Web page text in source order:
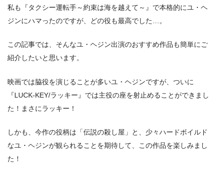
私も『タクシー運転手～約束は海を越えて～』で本格的にユ・ヘ
ジンにハマったのですが、どの役も最高でした…。
この記事では、そんなユ・ヘジン出演のおすすめ作品も簡単にご
紹介したいと思います。
映画では脇役を演じることが多いユ・ヘジンですが、ついに
『LUCK-KEY/ラッキー』では主役の座を射止めることができまし
た！まさにラッキー！
しかも、今作の役柄は「伝説の殺し屋」と、少々ハードボイルド
なユ・ヘジンが観られることを期待して、この作品を楽しみまし
た！